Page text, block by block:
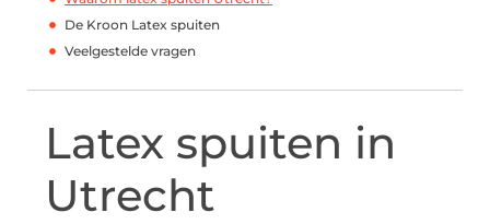
De Kroon Latex spuiten
Veelgestelde vragen
Latex spuiten in
Utrecht